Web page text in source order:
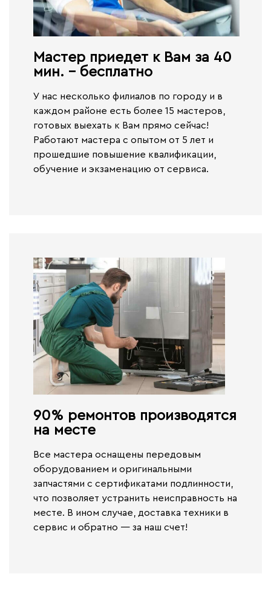
Мастер приедет к Вам за 40
мин. - бесплатно​
У нас несколько филиалов по городу и в
каждом районе есть более 15 мастеров,
готовых выехать к Вам прямо сейчас!
Работают мастера с опытом от 5 лет и
прошедшие повышение квалификации,
обучение и экзаменацию от сервиса.
90% ремонтов производятся
на месте​
Все мастера оснащены передовым
оборудованием и оригинальными
запчастями с сертификатами подлинности,
что позволяет устранить неисправность на
месте. В ином случае, доставка техники в
сервис и обратно — за наш счет!